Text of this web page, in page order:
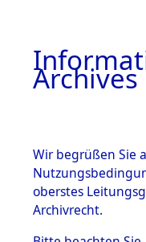
Archives
Wir begrüßen Sie
oberstes
Archivrecht.